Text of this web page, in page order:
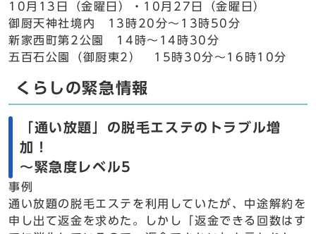
10月13日（金曜日）・10月27日（金曜日）
御厨天神社境内 13時20分～13時50分
新家西町第2公園 14時～14時30分
五百石公園（御厨東2） 15時30分～16時10分
くらしの緊急情報
「通い放題」の脱毛エステのトラブル増
加！
～緊急度レベル5
事例
通い放題の脱毛エステを利用していたが、中途解約を
申し出て返金を求めた。しかし「返金できる回数はす